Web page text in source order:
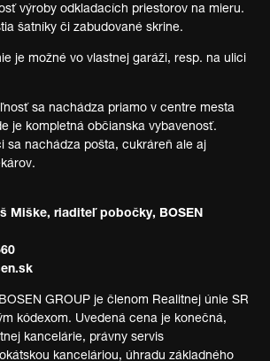
výroby odkladacích priestorov na mieru.
šatníky či zabudované skrine.
je možné vo vlastnej garáži, resp. na ulici
sa nachádza priamo v centre mesta
je kompletná občianska vybavenosť.
sa nachádza pošta, cukráreň ale aj
Miške, riaditeľ pobočky, BOSEN
GROUP je členom Realitnej únie SR
kódexom. Uvedená cena je konečná,
kancelárie, právny servis
kanceláriou, úhradu základného